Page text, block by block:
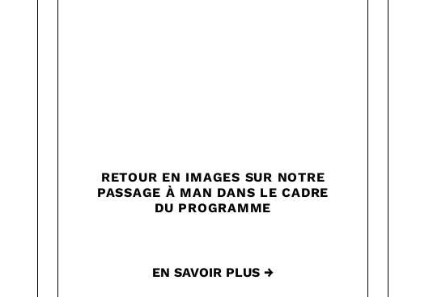
RETOUR EN IMAGES SUR NOTRE
PASSAGE À MAN DANS LE CADRE
DU PROGRAMME
EN SAVOIR PLUS →